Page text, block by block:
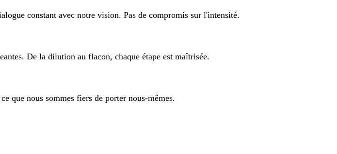
constant avec notre vision. Pas de compromis sur l'intensité.
De la dilution au flacon, chaque étape est maîtrisée.
que nous sommes fiers de porter nous-mêmes.